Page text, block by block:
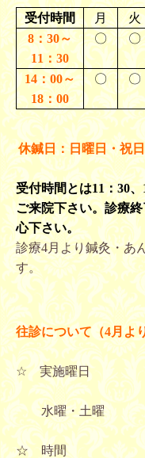
受付時間 月 火
8： 30～
11 ：30
〇 〇
14：00～
18：00
〇 〇
休鍼日：日曜日・祝日
受付時間とは11：30
ご来院下さい。診療
心下さい。
診療4月より鍼灸・あ
す。
往診について（4月よ
☆ 実施曜日
水曜・土曜
☆ 時間